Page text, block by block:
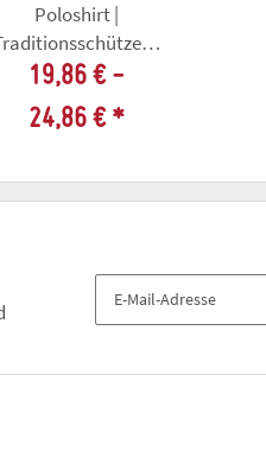
Poloshirt |
|
Herren | kelly grün |
Schützenverein
"Nicolaus von
e.V.
19,86 € -
24,86 € *